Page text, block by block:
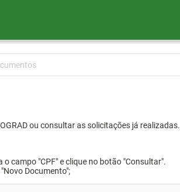
ou consultar as solicitações já realizadas.
campo "CPF" e clique no botão "Consultar".
Documento";